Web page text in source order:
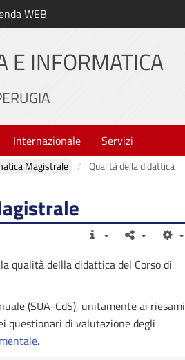
WEB
E INFORMATICA
Internazionale Servizi
Magistrale Qualità della didattica
qualità dellla didattica del Corso di
(SUA-CdS), unitamente ai riesami
questionari di valutazione degli
.